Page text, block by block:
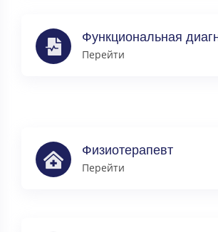
Функциональная
Перейти
Физиотерапевт
Перейти